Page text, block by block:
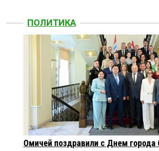
ПОЛИТИКА
Омичей поздравили с Днем города